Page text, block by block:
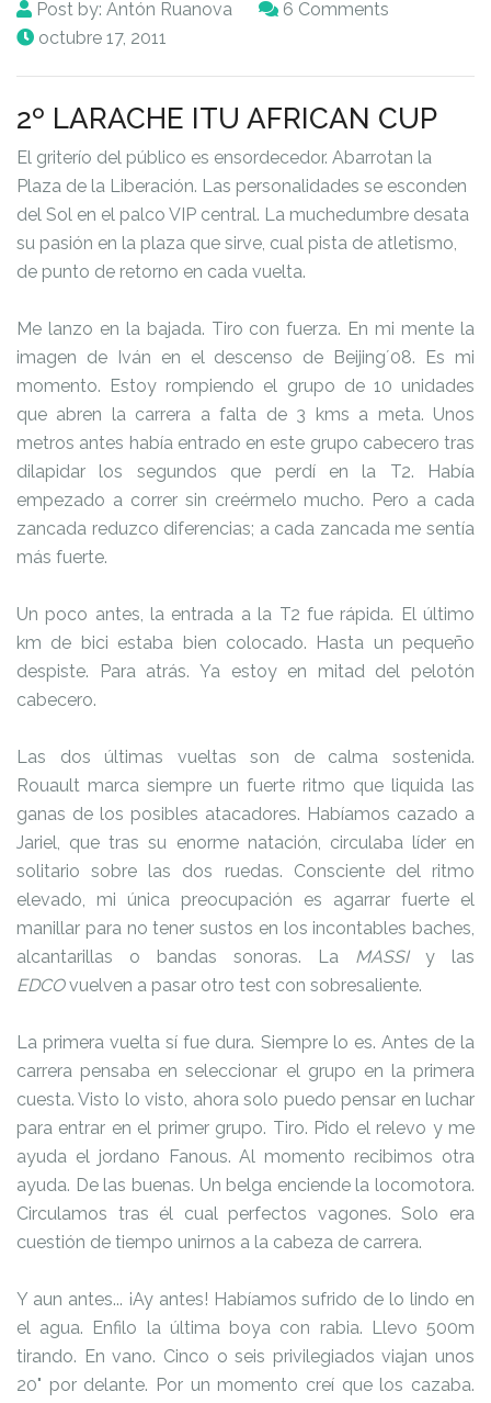
Post by: Antón Ruanova
6 Comments
octubre 17, 2011
2º LARACHE ITU AFRICAN CUP
El griterío del público es ensordecedor. Abarrotan la
Plaza de la Liberación. Las personalidades se esconden
del Sol en el palco VIP central. La muchedumbre desata
su pasión en la plaza que sirve, cual pista de atletismo,
de punto de retorno en cada vuelta.
Me lanzo en la bajada. Tiro con fuerza. En mi mente la
imagen de Iván en el descenso de Beijing´08. Es mi
momento. Estoy rompiendo el grupo de 10 unidades
que abren la carrera a falta de 3 kms a meta. Unos
metros antes había entrado en este grupo cabecero tras
dilapidar los segundos que perdí en la T2. Había
empezado a correr sin creérmelo mucho. Pero a cada
zancada reduzco diferencias; a cada zancada me sentía
más fuerte.
Un poco antes, la entrada a la T2 fue rápida. El último
km de bici estaba bien colocado. Hasta un pequeño
despiste. Para atrás. Ya estoy en mitad del pelotón
cabecero.
Las dos últimas vueltas son de calma sostenida.
Rouault marca siempre un fuerte ritmo que liquida las
ganas de los posibles atacadores. Habíamos cazado a
Jariel, que tras su enorme natación, circulaba líder en
solitario sobre las dos ruedas. Consciente del ritmo
elevado, mi única preocupación es agarrar fuerte el
manillar para no tener sustos en los incontables baches,
alcantarillas o bandas sonoras. La MASSI y las
EDCOvuelven a pasar otro test con sobresaliente.
La primera vuelta sí fue dura. Siempre lo es. Antes de la
carrera pensaba en seleccionar el grupo en la primera
cuesta. Visto lo visto, ahora solo puedo pensar en luchar
para entrar en el primer grupo. Tiro. Pido el relevo y me
ayuda el jordano Fanous. Al momento recibimos otra
ayuda. De las buenas. Un belga enciende la locomotora.
Circulamos tras él cual perfectos vagones. Solo era
cuestión de tiempo unirnos a la cabeza de carrera.
Y aun antes... ¡Ay antes! Habíamos sufrido de lo lindo en
el agua. Enfilo la última boya con rabia. Llevo 500m
tirando. En vano. Cinco o seis privilegiados viajan unos
20" por delante. Por un momento creí que los cazaba.